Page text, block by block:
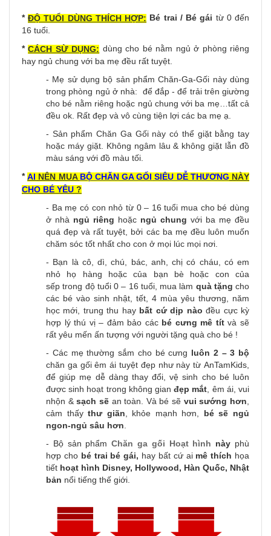
*ĐỘ TUỔI DÙNG THÍCH HỢP: Bé trai / Bé gái từ 0 đến
16 tuổi.
*CÁCH SỪ DỤNG: dùng cho bé nằm ngủ ở phòng riêng
hay ngủ chung với ba mẹ đều rất tuyệt.
- Mẹ sử dụng bộ sản phẩm Chăn-Ga-Gối này dùng
trong phòng ngủ ở nhà: để đắp - để trải trên giường
cho bé nằm riêng hoặc ngủ chung với ba mẹ…tất cả
đều ok. Rất đẹp và vô cùng tiện lợi các ba mẹ ạ.
- Sản phẩm Chăn Ga Gối này có thể giặt bằng tay
hoặc máy giặt. Không ngâm lâu & không giặt lẫn đồ
màu sáng với đồ màu tối.
* AI NÊN MUA BỘ CHĂN GA GỐI SIÊU DỄ THƯƠNG NÀY
CHO BÉ YÊU ?
- Ba mẹ có con nhỏ từ 0 – 16 tuổi mua cho bé dùng
ở nhà ngủ riêng hoặc ngủ chung với ba mẹ đều
quá đẹp và rất tuyệt, bởi các ba mẹ đều luôn muốn
chăm sóc tốt nhất cho con ở mọi lúc mọi nơi.
- Bạn là cô, dì, chú, bác, anh, chị có cháu, có em
nhỏ họ hàng hoặc của bạn bè hoặc con của
sếp trong độ tuổi 0 – 16 tuổi, mua làm quà tặng cho
các bé vào sinh nhật, tết, 4 mùa yêu thương, năm
học mới, trung thu hay bất cứ dịp nào đều cực kỳ
hợp lý thú vị – đảm bảo các bé cưng mê títvà sẽ
rất yêu mến ấn tượng với người tặng quà cho bé !
- Các mẹ thường sắm cho bé cưng luôn 2 – 3 bộ
chăn ga gối êm ái tuyệt đẹp như này từ AnTamKids,
để giúp mẹ dễ dàng thay đổi, vệ sinh cho bé luôn
được sinh hoạt trong không gianđẹp mắt , êm ái, vui
nhộn &sạch sẽ an toàn. Và bé sẽ vui sướng hơn
cảm thấythư giãn , khỏe mạnh hơn, bé sẽ ngủ
ngon-ngủ sâu hơn
- Bộ sản phẩmChăn ga gối Hoạt hình này phù
hợp cho bé trai bé gái, hay bất cứ ai mê thích họa
tiết hoạt hình Disney, Hollywood, Hàn Quốc, Nhật
bản nổi tiếng thế giới.